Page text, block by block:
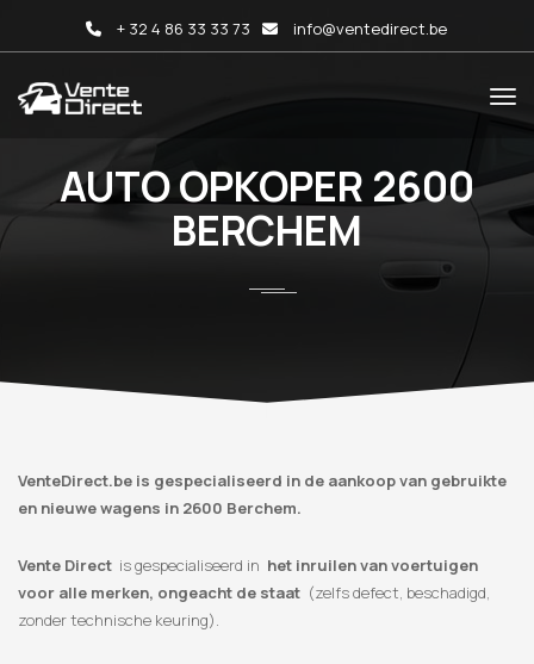
+ 32 4 86 33 33 73 info@ventedirect.be
AUTO OPKOPER 2600
BERCHEM
VenteDirect.be is gespecialiseerd in de aankoop van gebruikte
en nieuwe wagens in 2600 Berchem.
Vente Direct is gespecialiseerd in het inruilen van voertuigen
voor alle merken, ongeacht de staat (zelfs defect, beschadigd,
zonder technische keuring).